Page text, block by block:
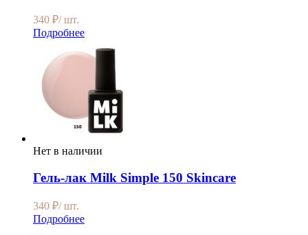
340 ₽/ шт.
Подробнее
Нет в наличии
Гель-лак Milk Simple 150 Skincare
340 ₽/ шт.
Подробнее